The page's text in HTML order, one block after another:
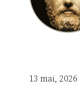
13 mai, 2026